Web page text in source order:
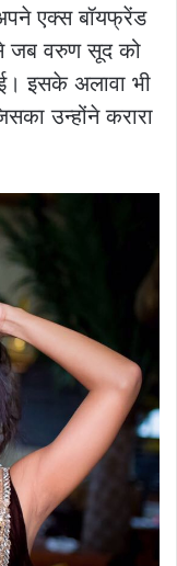
एक्स बॉयफ्रेंड
जब वरुण सूद को
इसके अलावा भी
उन्होंने करारा